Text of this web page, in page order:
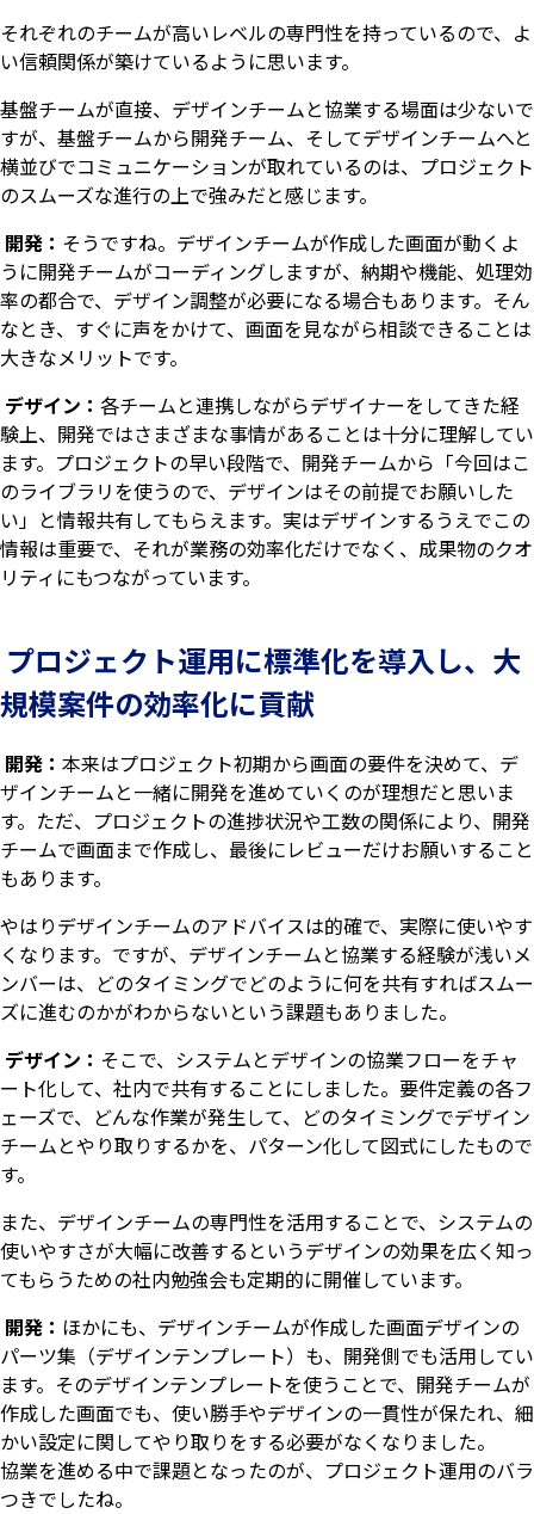
それぞれのチームが高いレベルの専門性を持っているので、よ
い信頼関係が築けているように思います。
基盤チームが直接、デザインチームと協業する場面は少ないで
すが、基盤チームから開発チーム、そしてデザインチームへと
横並びでコミュニケーションが取れているのは、プロジェクト
のスムーズな進行の上で強みだと感じます。
開発： そうですね。デザインチームが作成した画面が動くよ
うに開発チームがコーディングしますが、納期や機能、処理効
率の都合で、デザイン調整が必要になる場合もあります。そん
なとき、すぐに声をかけて、画面を見ながら相談できることは
大きなメリットです。
デザイン： 各チームと連携しながらデザイナーをしてきた経
験上、開発ではさまざまな事情があることは十分に理解してい
ます。プロジェクトの早い段階で、開発チームから「今回はこ
のライブラリを使うので、デザインはその前提でお願いした
い」と情報共有してもらえます。実はデザインするうえでこの
情報は重要で、それが業務の効率化だけでなく、成果物のクオ
リティにもつながっています。
プロジェクト運用に標準化を導入し、大
規模案件の効率化に貢献
開発： 本来はプロジェクト初期から画面の要件を決めて、デ
ザインチームと一緒に開発を進めていくのが理想だと思いま
す。ただ、プロジェクトの進捗状況や工数の関係により、開発
チームで画面まで作成し、最後にレビューだけお願いすること
もあります。
やはりデザインチームのアドバイスは的確で、実際に使いやす
くなります。ですが、デザインチームと協業する経験が浅いメ
ンバーは、どのタイミングでどのように何を共有すればスムー
ズに進むのかがわからないという課題もありました。
デザイン： そこで、システムとデザインの協業フローをチャ
ート化して、社内で共有することにしました。要件定義の各フ
ェーズで、どんな作業が発生して、どのタイミングでデザイン
チームとやり取りするかを、パターン化して図式にしたもので
す。
また、デザインチームの専門性を活用することで、システムの
使いやすさが大幅に改善するというデザインの効果を広く知っ
てもらうための社内勉強会も定期的に開催しています。
開発： ほかにも、デザインチームが作成した画面デザインの
パーツ集（デザインテンプレート）も、開発側でも活用してい
ます。そのデザインテンプレートを使うことで、開発チームが
作成した画面でも、使い勝手やデザインの一貫性が保たれ、細
かい設定に関してやり取りをする必要がなくなりました。
協業を進める中で課題となったのが、プロジェクト運用のバラ
つきでしたね。